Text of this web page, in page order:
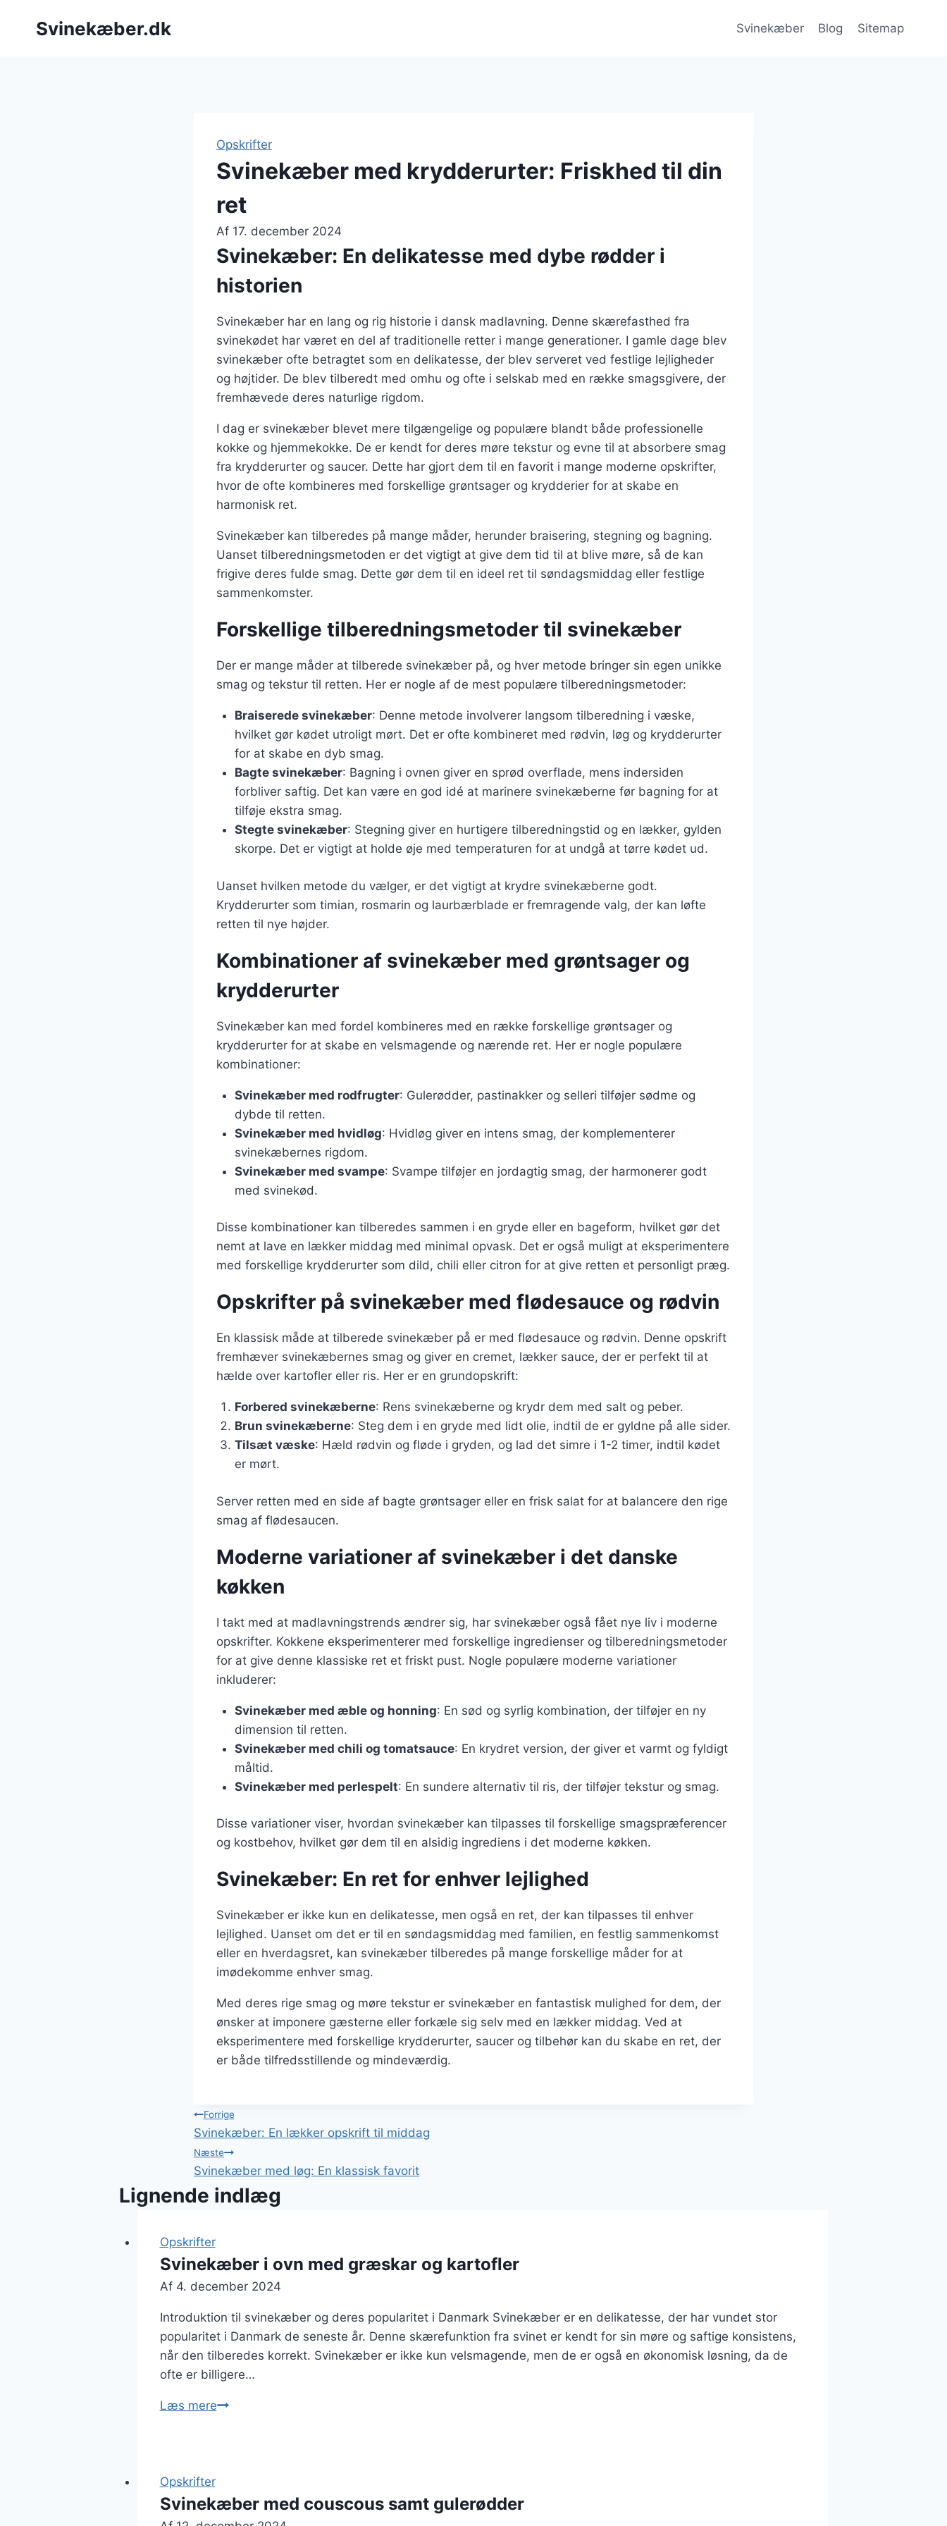
Svinekæber.dk Svinekæber Blog Sitemap
Opskrifter
Svinekæber med krydderurter: Friskhed til din
ret
Af 17. december 2024
Svinekæber: En delikatesse med dybe rødder i
historien
Svinekæber har en lang og rig historie i dansk madlavning. Denne skærefasthed fra
svinekødet har været en del af traditionelle retter i mange generationer. I gamle dage blev
svinekæber ofte betragtet som en delikatesse, der blev serveret ved festlige lejligheder
og højtider. De blev tilberedt med omhu og ofte i selskab med en række smagsgivere, der
fremhævede deres naturlige rigdom.
I dag er svinekæber blevet mere tilgængelige og populære blandt både professionelle
kokke og hjemmekokke. De er kendt for deres møre tekstur og evne til at absorbere smag
fra krydderurter og saucer. Dette har gjort dem til en favorit i mange moderne opskrifter,
hvor de ofte kombineres med forskellige grøntsager og krydderier for at skabe en
harmonisk ret.
Svinekæber kan tilberedes på mange måder, herunder braisering, stegning og bagning.
Uanset tilberedningsmetoden er det vigtigt at give dem tid til at blive møre, så de kan
frigive deres fulde smag. Dette gør dem til en ideel ret til søndagsmiddag eller festlige
sammenkomster.
Forskellige tilberedningsmetoder til svinekæber
Der er mange måder at tilberede svinekæber på, og hver metode bringer sin egen unikke
smag og tekstur til retten. Her er nogle af de mest populære tilberedningsmetoder:
Braiserede svinekæber: Denne metode involverer langsom tilberedning i væske,
hvilket gør kødet utroligt mørt. Det er ofte kombineret med rødvin, løg og krydderurter
for at skabe en dyb smag.
Bagte svinekæber: Bagning i ovnen giver en sprød overflade, mens indersiden
forbliver saftig. Det kan være en god idé at marinere svinekæberne før bagning for at
tilføje ekstra smag.
Stegte svinekæber: Stegning giver en hurtigere tilberedningstid og en lækker, gylden
skorpe. Det er vigtigt at holde øje med temperaturen for at undgå at tørre kødet ud.
Uanset hvilken metode du vælger, er det vigtigt at krydre svinekæberne godt.
Krydderurter som timian, rosmarin og laurbærblade er fremragende valg, der kan løfte
retten til nye højder.
Kombinationer af svinekæber med grøntsager og
krydderurter
Svinekæber kan med fordel kombineres med en række forskellige grøntsager og
krydderurter for at skabe en velsmagende og nærende ret. Her er nogle populære
kombinationer:
Svinekæber med rodfrugter: Gulerødder, pastinakker og selleri tilføjer sødme og
dybde til retten.
Svinekæber med hvidløg: Hvidløg giver en intens smag, der komplementerer
svinekæbernes rigdom.
Svinekæber med svampe: Svampe tilføjer en jordagtig smag, der harmonerer godt
med svinekød.
Disse kombinationer kan tilberedes sammen i en gryde eller en bageform, hvilket gør det
nemt at lave en lækker middag med minimal opvask. Det er også muligt at eksperimentere
med forskellige krydderurter som dild, chili eller citron for at give retten et personligt præg.
Opskrifter på svinekæber med flødesauce og rødvin
En klassisk måde at tilberede svinekæber på er med flødesauce og rødvin. Denne opskrift
fremhæver svinekæbernes smag og giver en cremet, lækker sauce, der er perfekt til at
hælde over kartofler eller ris. Her er en grundopskrift:
Forbered svinekæberne: Rens svinekæberne og krydr dem med salt og peber.
Brun svinekæberne: Steg dem i en gryde med lidt olie, indtil de er gyldne på alle sider.
Tilsæt væske: Hæld rødvin og fløde i gryden, og lad det simre i 1-2 timer, indtil kødet
er mørt.
Server retten med en side af bagte grøntsager eller en frisk salat for at balancere den rige
smag af flødesaucen.
Moderne variationer af svinekæber i det danske
køkken
I takt med at madlavningstrends ændrer sig, har svinekæber også fået nye liv i moderne
opskrifter. Kokkene eksperimenterer med forskellige ingredienser og tilberedningsmetoder
for at give denne klassiske ret et friskt pust. Nogle populære moderne variationer
inkluderer:
Svinekæber med æble og honning: En sød og syrlig kombination, der tilføjer en ny
dimension til retten.
Svinekæber med chili og tomatsauce: En krydret version, der giver et varmt og fyldigt
måltid.
Svinekæber med perlespelt: En sundere alternativ til ris, der tilføjer tekstur og smag.
Disse variationer viser, hvordan svinekæber kan tilpasses til forskellige smagspræferencer
og kostbehov, hvilket gør dem til en alsidig ingrediens i det moderne køkken.
Svinekæber: En ret for enhver lejlighed
Svinekæber er ikke kun en delikatesse, men også en ret, der kan tilpasses til enhver
lejlighed. Uanset om det er til en søndagsmiddag med familien, en festlig sammenkomst
eller en hverdagsret, kan svinekæber tilberedes på mange forskellige måder for at
imødekomme enhver smag.
Med deres rige smag og møre tekstur er svinekæber en fantastisk mulighed for dem, der
ønsker at imponere gæsterne eller forkæle sig selv med en lækker middag. Ved at
eksperimentere med forskellige krydderurter, saucer og tilbehør kan du skabe en ret, der
er både tilfredsstillende og mindeværdig.
Indlægsnavigation
Forrige
Svinekæber: En lækker opskrift til middag
Næste
Svinekæber med løg: En klassisk favorit
Lignende indlæg
Opskrifter
Svinekæber i ovn med græskar og kartofler
Af 4. december 2024
Introduktion til svinekæber og deres popularitet i Danmark Svinekæber er en delikatesse, der har vundet stor
popularitet i Danmark de seneste år. Denne skærefunktion fra svinet er kendt for sin møre og saftige konsistens,
når den tilberedes korrekt. Svinekæber er ikke kun velsmagende, men de er også en økonomisk løsning, da de
ofte er billigere…
Læs mereSvinekæber
og
kartofler
Opskrifter
Svinekæber med couscous samt gulerødder